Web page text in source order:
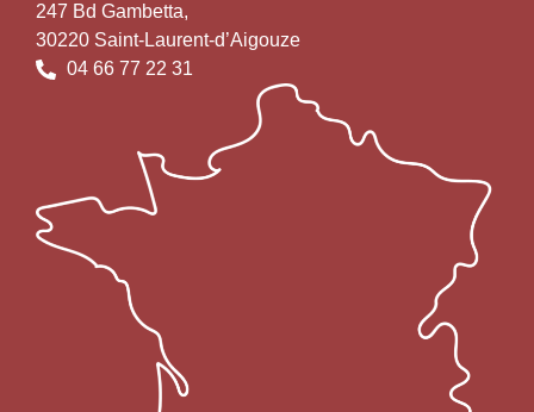
247 Bd Gambetta,
30220 Saint-Laurent-d’Aigouze
04 66 77 22 31